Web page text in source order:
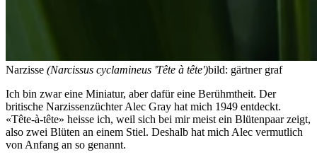
Narzisse (Narcissus cyclamineus 'Tête à tête')bild: gärtner graf
Ich bin zwar eine Miniatur, aber dafür eine Berühmtheit. Der
britische Narzissenzüchter Alec Gray hat mich 1949 entdeckt.
«Tête-à-tête» heisse ich, weil sich bei mir meist ein Blütenpaar zeigt,
also zwei Blüten an einem Stiel. Deshalb hat mich Alec vermutlich
von Anfang an so genannt.